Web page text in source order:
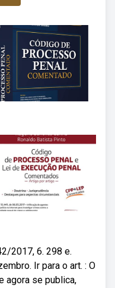
2017, 6. 298 e.
Ir para o art. : O
agora se publica,